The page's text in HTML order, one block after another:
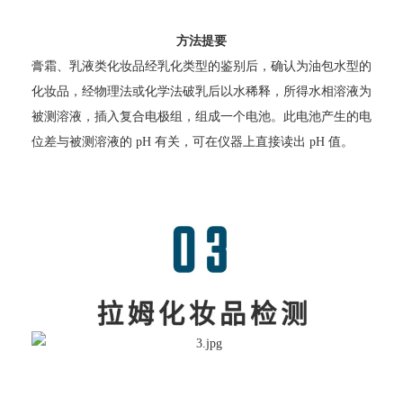
方法提要
膏霜、乳液类化妆品经乳化类型的鉴别后，确认为油包水型的
化妆品，经物理法或化学法破乳后以水稀释，所得水相溶液为
被测溶液，插入复合电极组，组成一个电池。此电池产生的电
位差与被测溶液的 pH 有关，可在仪器上直接读出 pH 值。